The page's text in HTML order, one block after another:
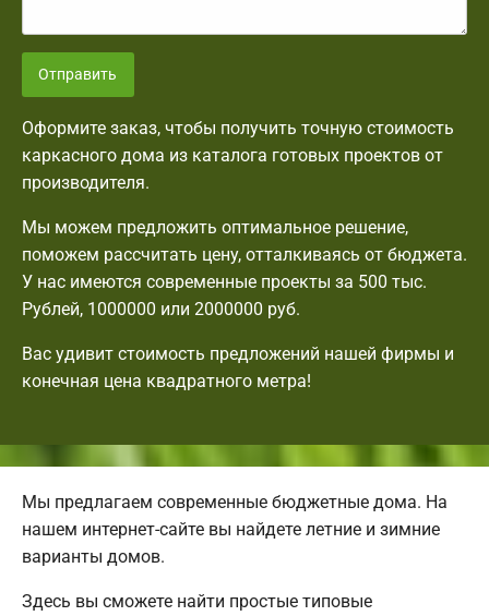
Отправить
Оформите заказ, чтобы получить точную стоимость
каркасного дома из каталога готовых проектов от
производителя.
Мы можем предложить оптимальное решение,
поможем рассчитать цену, отталкиваясь от бюджета.
У нас имеются современные проекты за 500 тыс.
Рублей, 1000000 или 2000000 руб.
Вас удивит стоимость предложений нашей фирмы и
конечная цена квадратного метра!
Мы предлагаем современные бюджетные дома. На
нашем интернет-сайте вы найдете летние и зимние
варианты домов.
Здесь вы сможете найти простые типовые